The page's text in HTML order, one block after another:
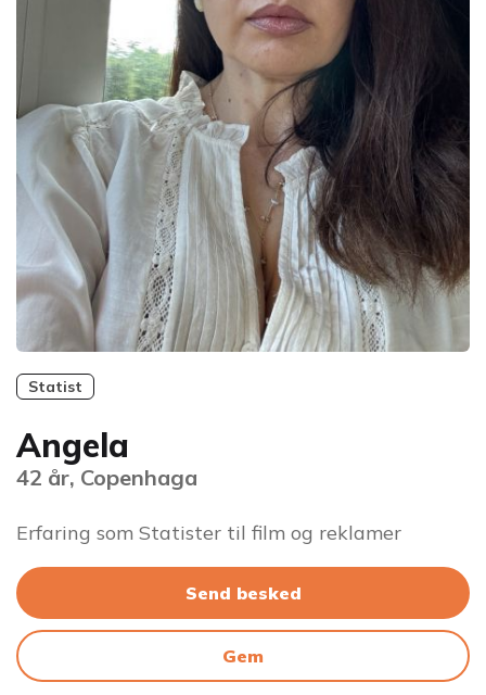
Statist
Angela
42 år, Copenhaga
Erfaring som Statister til film og reklamer
Send besked
Gem